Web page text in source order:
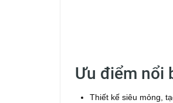
Ưu điểm nổi
Thiết kế siêu mỏng,